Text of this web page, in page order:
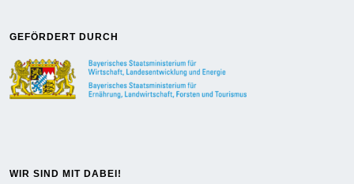
GEFÖRDERT DURCH
WIR SIND MIT DABEI!